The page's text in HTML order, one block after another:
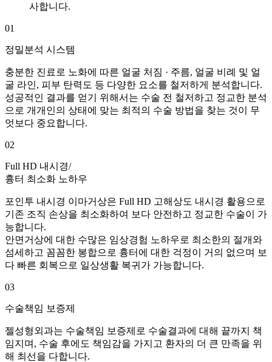
사합니다.
01
정밀분석 시스템
충분한 진료로 노화에 따른 얼굴 처짐 · 주름, 얼굴 비례 및 얼
굴 라인, 피부 탄력도 등 다양한 요소를 철저하게 분석합니다.
성공적인 결과를 얻기 위해서는 수술 전 철저하고 정교한 분석
으로 개개인의 상태에 맞는 최적의 수술 방법을 찾는 것이 무
엇보다 중요합니다.
02
Full HD 내시경/
흉터 최소화 노하우
포인투 내시경 이마거상은 Full HD 고해상도 내시경 활용으로
기존 조직 손상을 최소화하여 보다 안전하고 정교한 수술이 가
능합니다.
안면거상에 대한 수많은 임상경험 노하우로 최소한의 절개와
섬세하고 꼼꼼한 봉합으로 흉터에 대한 걱정이 거의 없으며 보
다 빠른 회복으로 일상생활 복귀가 가능합니다.
03
수술책임 보증제
젤성형외과는 수술책임 보증제로 수술결과에 대해 끝까지 책
임지며, 수술 후에도 책임감을 가지고 환자의 더 큰 만족을 위
해 최선을 다합니다.